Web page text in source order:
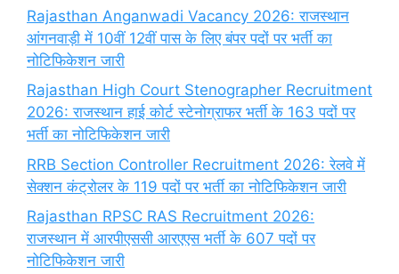
Rajasthan Anganwadi Vacancy 2026: राजस्थान
आंगनवाड़ी में 10वीं 12वीं पास के लिए बंपर पदों पर भर्ती का
नोटिफिकेशन जारी
Rajasthan High Court Stenographer Recruitment
2026: राजस्थान हाई कोर्ट स्टेनोग्राफर भर्ती के 163 पदों पर
भर्ती का नोटिफिकेशन जारी
RRB Section Controller Recruitment 2026: रेलवे में
सेक्शन कंट्रोलर के 119 पदों पर भर्ती का नोटिफिकेशन जारी
Rajasthan RPSC RAS Recruitment 2026:
राजस्थान में आरपीएससी आरएएस भर्ती के 607 पदों पर
नोटिफिकेशन जारी